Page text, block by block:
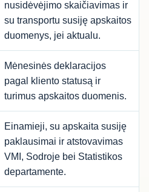
nusidėvėjimo skaičiavimas ir
su transportu susiję apskaitos
duomenys, jei aktualu.
Mėnesinės deklaracijos
pagal kliento statusą ir
turimus apskaitos duomenis.
Einamieji, su apskaita susiję
paklausimai ir atstovavimas
VMI, Sodroje bei Statistikos
departamente.